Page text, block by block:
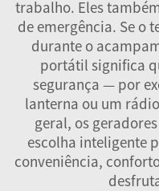
trabalho. Eles
de emergência. Se o
durante o
portátil significa
segurança — por
lanterna ou um
geral, os
escolha inteligente
conveniência,